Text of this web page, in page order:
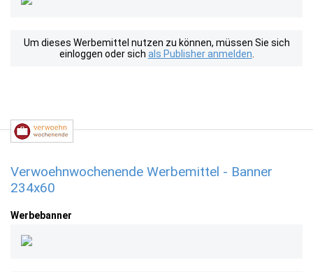
Um dieses Werbemittel nutzen zu können, müssen Sie sich
einloggen oder sich als Publisher anmelden
Verwoehnwochenende Werbemittel - Banner
234x60
Werbebanner